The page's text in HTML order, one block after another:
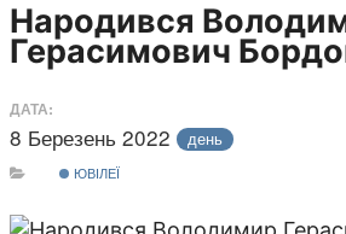
Народився
Герасимович
ДАТА:
8 Березень 2022 день
ЮВІЛЕЇ